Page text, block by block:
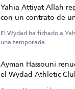
Yahia Attiyat Allah
con un contrato de
El Wydad ha fichado a
una temporada.
Ayman Hassouni
el Wydad Athletic